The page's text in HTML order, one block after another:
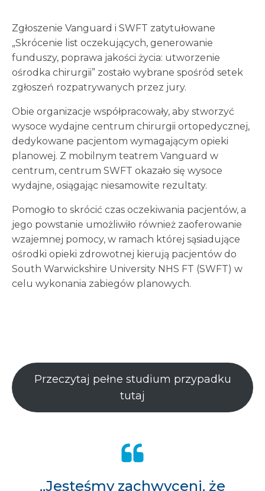
Zgłoszenie Vanguard i SWFT zatytułowane
„Skrócenie list oczekujących, generowanie
funduszy, poprawa jakości życia: utworzenie
ośrodka chirurgii” zostało wybrane spośród setek
zgłoszeń rozpatrywanych przez jury.
Obie organizacje współpracowały, aby stworzyć
wysoce wydajne centrum chirurgii ortopedycznej,
dedykowane pacjentom wymagającym opieki
planowej. Z mobilnym teatrem Vanguard w
centrum, centrum SWFT okazało się wysoce
wydajne, osiągając niesamowite rezultaty.
Pomogło to skrócić czas oczekiwania pacjentów, a
jego powstanie umożliwiło również zaoferowanie
wzajemnej pomocy, w ramach której sąsiadujące
ośrodki opieki zdrowotnej kierują pacjentów do
South Warwickshire University NHS FT (SWFT) w
celu wykonania zabiegów planowych.
Przeczytaj pełne studium przypadku
tutaj
„Jesteśmy zachwyceni, że